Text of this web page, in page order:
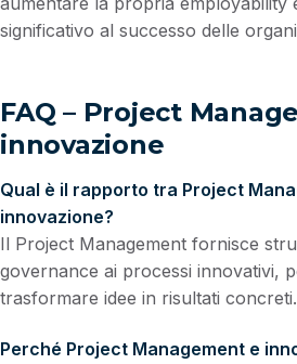
significativo al successo delle
FAQ – Project
innovazione
Qual è il rapporto tra Project
innovazione?
Il Project Management fornisce
governance ai processi innovativi,
trasformare idee in risultati concreti.
Perché Project Management e